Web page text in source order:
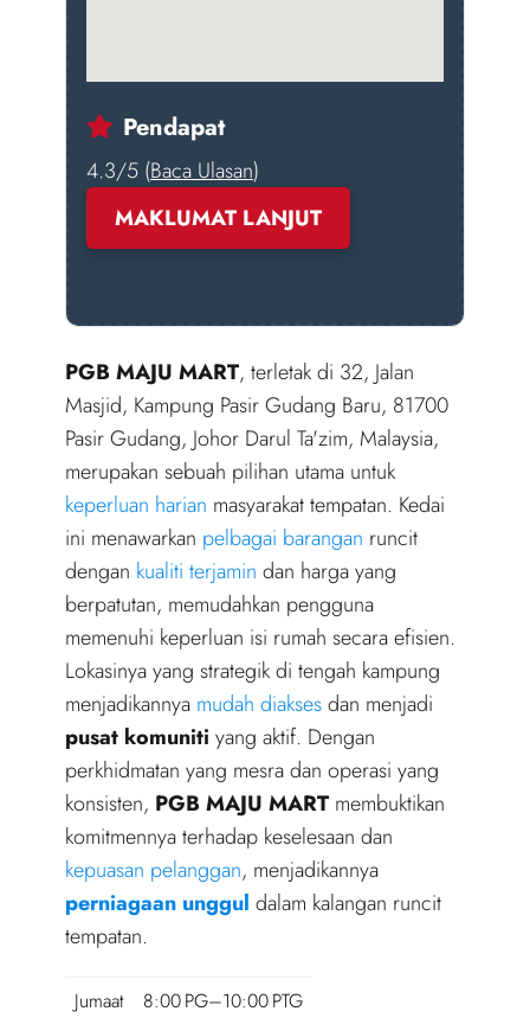
Pendapat
4.3/5 (Baca Ulasan)
MAKLUMAT LANJUT
PGB MAJU MART, terletak di 32, Jalan
Masjid, Kampung Pasir Gudang Baru, 81700
Pasir Gudang, Johor Darul Ta'zim, Malaysia,
merupakan sebuah pilihan utama untuk
keperluan harian masyarakat tempatan. Kedai
ini menawarkan pelbagai barangan runcit
dengan kualiti terjamin dan harga yang
berpatutan, memudahkan pengguna
memenuhi keperluan isi rumah secara efisien.
Lokasinya yang strategik di tengah kampung
menjadikannya mudah diaksesdan menjadi
pusat komuniti yang aktif. Dengan
perkhidmatan yang mesra dan operasi yang
konsisten, PGB MAJU MART membuktikan
komitmennya terhadap keselesaan dan
kepuasan pelanggan, menjadikannya
perniagaan unggul dalam kalangan runcit
tempatan.
Jumaat 8:00 PG–10:00 PTG